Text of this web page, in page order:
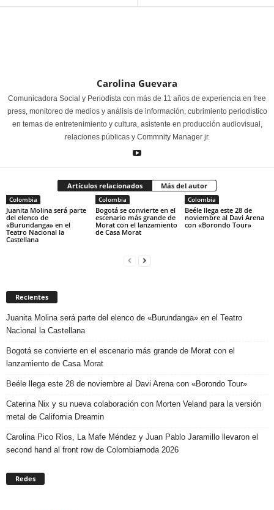
Carolina Guevara
Comunicadora Social y Periodista con más de 11 años de experiencia en free
press, monitoreo de medios y análisis de información, cubrimiento periodístico
en temas de entretenimiento y cultura, asistente en producción audiovisual,
relaciones públicas y Commnity Manager jr.
Artículos relacionados Más del autor
Colombia
Juanita Molina será parte
del elenco de
«Burundanga» en el
Teatro Nacional la
Castellana
Colombia
Bogotá se convierte en el
escenario más grande de
Morat con el lanzamiento
de Casa Morat
Colombia
Beéle llega este 28 de
noviembre al Davi Arena
con «Borondo Tour»
Recientes
Juanita Molina será parte del elenco de «Burundanga» en el Teatro
Nacional la Castellana
Bogotá se convierte en el escenario más grande de Morat con el
lanzamiento de Casa Morat
Beéle llega este 28 de noviembre al Davi Arena con «Borondo Tour»
Caterina Nix y su nueva colaboración con Morten Veland para la versión
metal de California Dreamin
Carolina Pico Ríos, La Mafe Méndez y Juan Pablo Jaramillo llevaron el
second hand al front row de Colombiamoda 2026
Redes